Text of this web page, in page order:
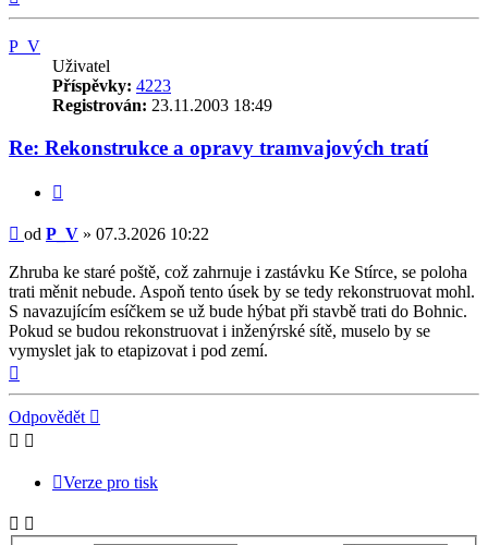
P_V
Uživatel
Příspěvky: 4223
Registrován: 23.11.2003 18:49
Re: Rekonstrukce a opravy tramvajových tratí
Příspěvek
od P_V » 07.3.2026 10:22
Zhruba ke staré poště, což zahrnuje i zastávku Ke Stírce, se poloha
trati měnit nebude. Aspoň tento úsek by se tedy rekonstruovat mohl.
S navazujícím esíčkem se už bude hýbat při stavbě trati do Bohnic.
Pokud se budou rekonstruovat i inženýrské sítě, muselo by se
vymyslet jak to etapizovat i pod zemí.
Odpovědět
Verze pro tisk